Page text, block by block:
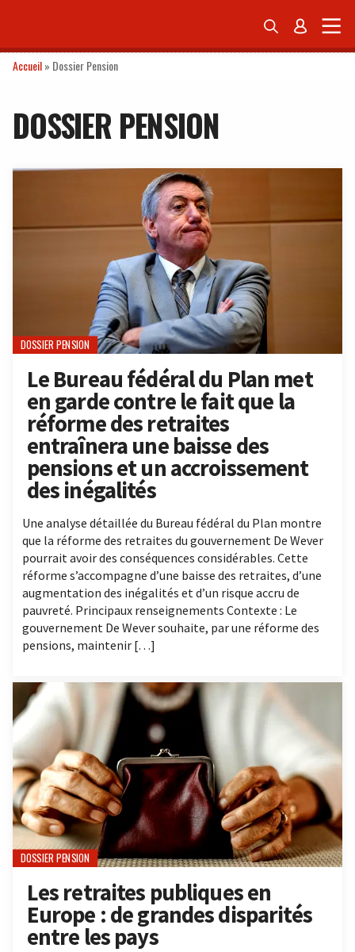
 
Accueil» Dossier Pension
DOSSIER PENSION
DOSSIER PENSION
Le Bureau fédéral du Plan met
en garde contre le fait que la
réforme des retraites
entraînera une baisse des
pensions et un accroissement
des inégalités
Une analyse détaillée du Bureau fédéral du Plan montre
que la réforme des retraites du gouvernement De Wever
pourrait avoir des conséquences considérables. Cette
réforme s’accompagne d’une baisse des retraites, d’une
augmentation des inégalités et d’un risque accru de
pauvreté. Principaux renseignements Contexte : Le
gouvernement De Wever souhaite, par une réforme des
pensions, maintenir […]
DOSSIER PENSION
Les retraites publiques en
Europe : de grandes disparités
entre les pays